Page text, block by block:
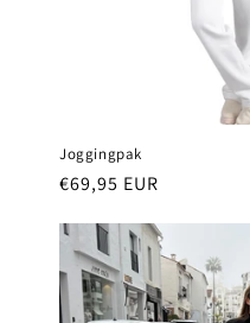
Joggingpak
Normale
€69,95 EUR